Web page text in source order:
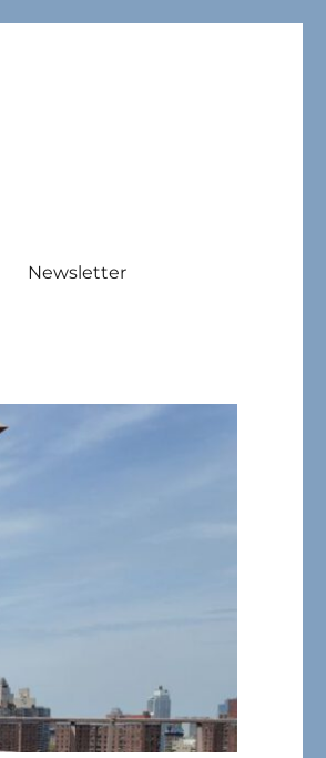
Newsletter